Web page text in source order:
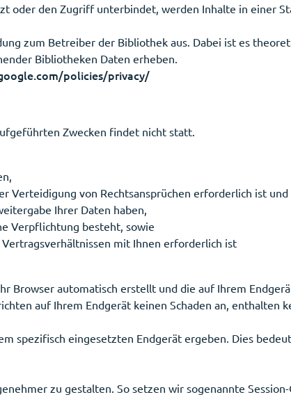
oder den Zugriff unterbindet, werden Inhalte in einer
zum Betreiber der Bibliothek aus. Dabei ist es
Bibliotheken Daten erheben.
policies/privacy/
Zwecken findet nicht statt.
Verteidigung von Rechtsansprüchen erforderlich ist
Ihrer Daten haben,
Verpflichtung besteht, sowie
mit Ihnen erforderlich ist
Browser automatisch erstellt und die auf Ihrem
auf Ihrem Endgerät keinen Schaden an, enthalten
spezifisch eingesetzten Endgerät ergeben. Dies
zu gestalten. So setzen wir sogenannte